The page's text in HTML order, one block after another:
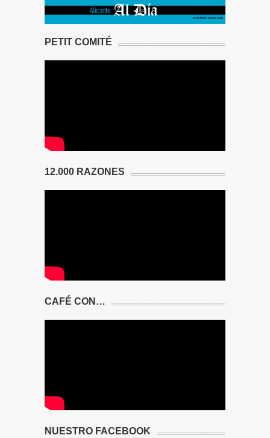
PETIT COMITÉ
12.000 RAZONES
CAFÉ CON…
NUESTRO FACEBOOK